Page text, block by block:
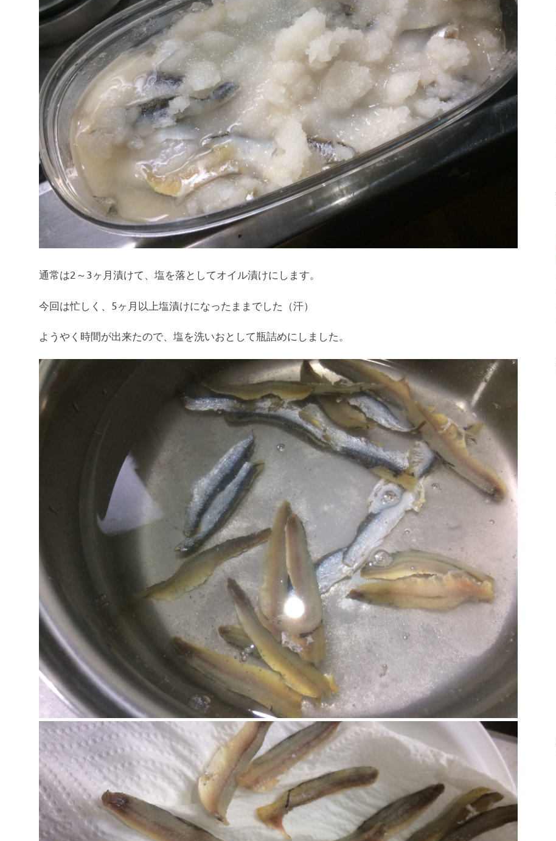
通常は2～3ヶ月漬けて、塩を落としてオイル漬けにします。
今回は忙しく、5ヶ月以上塩漬けになったままでした（汗）
ようやく時間が出来たので、塩を洗いおとして瓶詰めにしました。